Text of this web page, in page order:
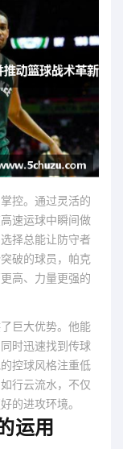
控。通过灵活的
速运球中瞬间做
择总能让防守者
破的球员，帕克
高、力量更强的
巨大优势。他能
时迅速找到传球
控球风格注重低
行云流水，不仅
的进攻环境。
运用